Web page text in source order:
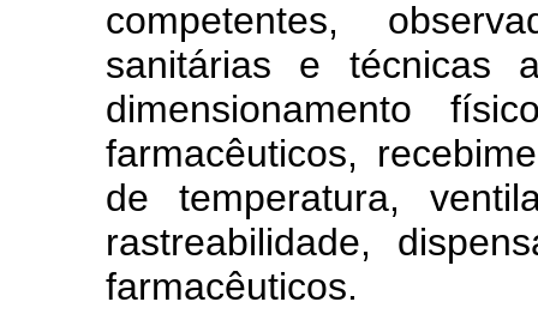
competentes,
sanitárias e técnicas
dimensionamento
farmacêuticos,
de temperatura,
rastreabilidade,
farmacêuticos.